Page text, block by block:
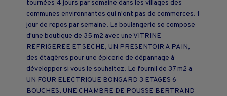
tournées 4 jours par semaine dans les villages des
communes environnantes qui n'ont pas de commerces. 1
jour de repos par semaine. La boulangerie se compose
d'une boutique de 35 m2 avec une VITRINE
REFRIGEREE ET SECHE, UN PRESENTOIR A PAIN,
des étagères pour une épicerie de dépannage à
développer si vous le souhaitez. Le fournil de 37 m2 a
UN FOUR ELECTRIQUE BONGARD 3 ETAGES 6
BOUCHES, UNE CHAMBRE DE POUSSE BERTRAND